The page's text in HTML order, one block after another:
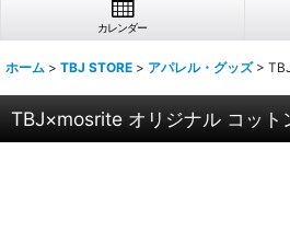
カレンダー
ホーム > TBJ STORE > アパレル・グッズ >
TBJ×mosrite オリジナル コット